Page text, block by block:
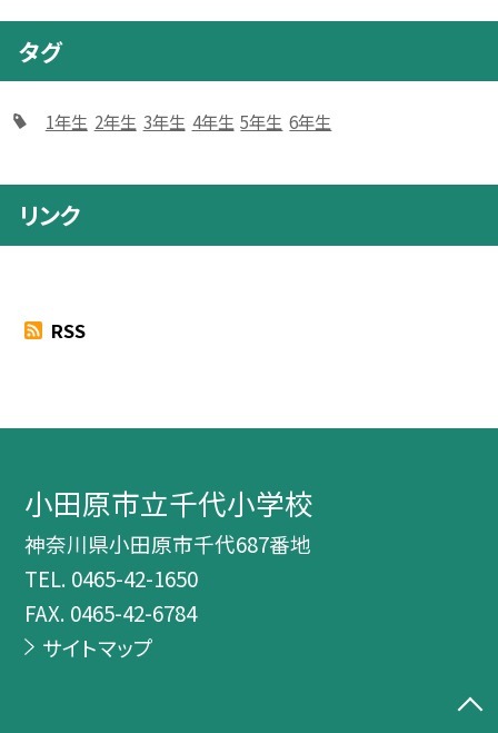
タグ
1年生 2年生 3年生 4年生 5年生 6年生
リンク
RSS
小田原市立千代小学校
神奈川県小田原市千代687番地
TEL. 0465-42-1650
FAX. 0465-42-6784
サイトマップ